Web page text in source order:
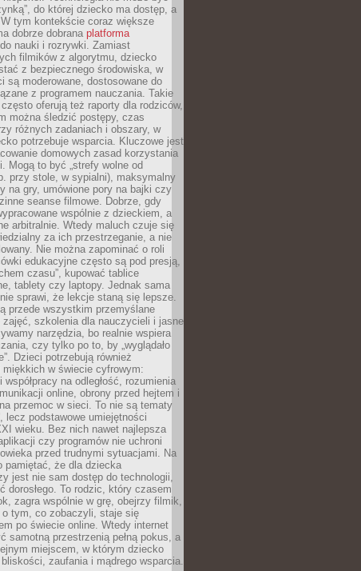
do której dziecko ma dostęp, a
W tym kontekście coraz większe
dobrze dobrana platforma
nauki i rozrywki. Zamiast
filmików z algorytmu, dziecko
z bezpiecznego środowiska, w
są moderowane, dostosowane do
z programem nauczania. Takie
oferują też raporty dla rodziców,
można śledzić postępy, czas
różnych zadaniach i obszary, w
potrzebuje wsparcia. Kluczowe jest
domowych zasad korzystania
Mogą to być „strefy wolne od
przy stole, w sypialni), maksymalny
na gry, umówione pory na bajki czy
seanse filmowe. Dobrze, gdy
wspólnie z dzieckiem, a
arbitralnie. Wtedy maluch czuje się
za ich przestrzeganie, a nie
Nie można zapominać o roli
edukacyjne często są pod presją,
czasu”, kupować tablice
tablety czy laptopy. Jednak sama
sprawi, że lekcje staną się lepsze.
przede wszystkim przemyślane
zajęć, szkolenia dla nauczycieli i jasne
narzędzia, bo realnie wspiera
czy tylko po to, by „wyglądało
Dzieci potrzebują również
miękkich w świecie cyfrowym:
współpracy na odległość, rozumienia
online, obrony przed hejtem i
przemoc w sieci. To nie są tematy
lecz podstawowe umiejętności
wieku. Bez nich nawet najlepsza
czy programów nie uchroni
przed trudnymi sytuacjami. Na
pamiętać, że dla dziecka
jest nie sam dostęp do technologii,
dorosłego. To rodzic, który czasem
zagra wspólnie w grę, obejrzy filmik,
o tym, co zobaczyli, staje się
po świecie online. Wtedy internet
samotną przestrzenią pełną pokus, a
miejscem, w którym dziecko
zaufania i mądrego wsparcia.